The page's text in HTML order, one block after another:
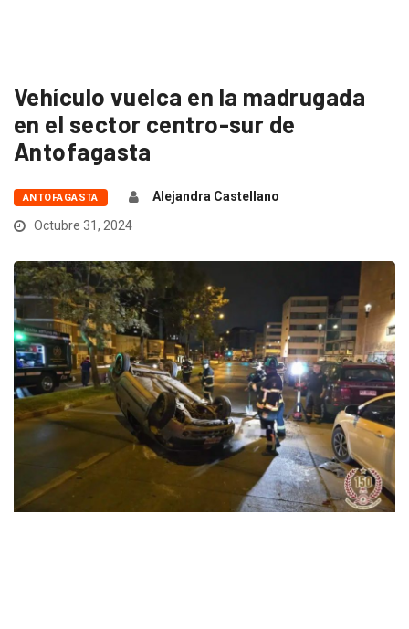
Vehículo vuelca en la madrugada
en el sector centro-sur de
Antofagasta
ANTOFAGASTA
Alejandra Castellano
Octubre 31, 2024